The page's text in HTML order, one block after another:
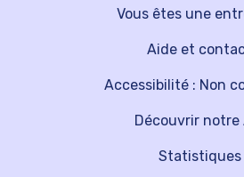
Vous êtes une
Découvrir notre
Aide et
Statistiques
Accessibilité : Non